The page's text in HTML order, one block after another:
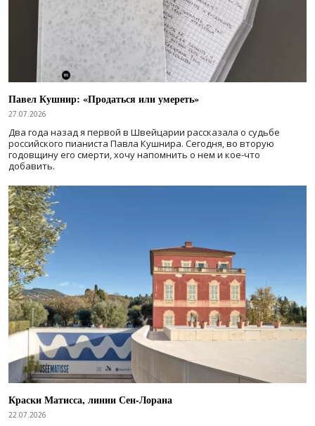
Павел Кушнир: «Продаться или умереть»
27.07.2026
Два года назад я первой в Швейцарии рассказала о судьбе
российского пианиста Павла Кушнира. Сегодня, во вторую
годовщину его смерти, хочу напомнить о нем и кое-что
добавить.
Краски Матисса, линии Сен-Лорана
22.07.2026